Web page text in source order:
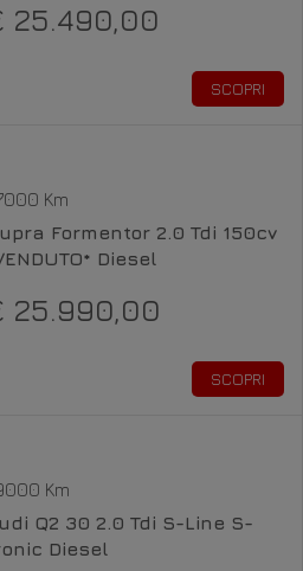
25.490,00
SCOPRI
Km
Formentor 2.0 Tdi 150cv
Diesel
25.990,00
SCOPRI
Km
Q2 30 2.0 Tdi S-Line S-
Diesel